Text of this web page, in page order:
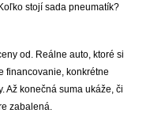
stojí sada pneumatík?
od. Reálne auto, ktoré si
financovanie, konkrétne
Až konečná suma ukáže, či
zabalená.